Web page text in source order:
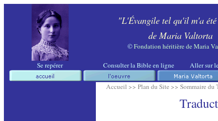
"L'Évangile tel qu'il m'a
de Maria Valtorta
©Fondation héritière de Maria
Se repérer Consulter la Bible en ligne Aller sur
Accueil >> Plan du Site >> Sommaire du